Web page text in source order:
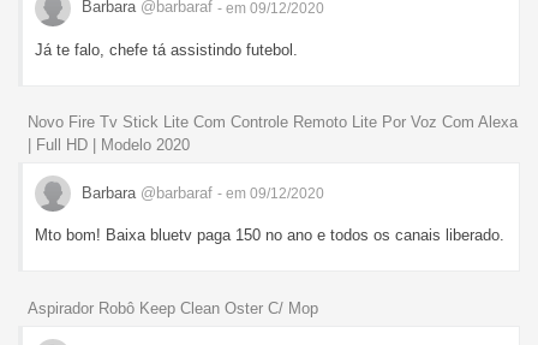
Barbara @barbaraf - em 09/12/2020
Já te falo, chefe tá assistindo futebol.
Novo Fire Tv Stick Lite Com Controle Remoto Lite Por Voz Com Alexa
| Full HD | Modelo 2020
Barbara @barbaraf - em 09/12/2020
Mto bom! Baixa bluetv paga 150 no ano e todos os canais liberado.
Aspirador Robô Keep Clean Oster C/ Mop